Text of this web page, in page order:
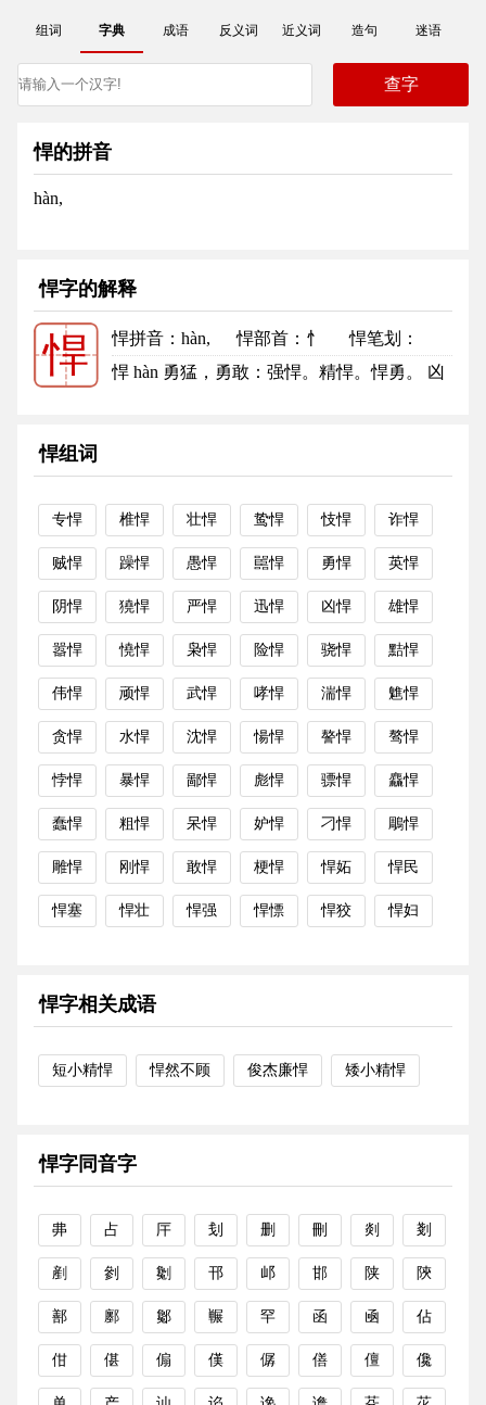
组词 字典 成语 反义词 近义词 造句 迷语
悍的拼音
hàn,
悍字的解释
悍 悍拼音 ：hàn, 悍部首 ：忄
悍笔划：
10
悍的笔顺
悍 hàn 勇猛，勇敢：强悍。精悍。悍勇。 凶
悍组词
专悍 椎悍 壮悍 鸷悍 忮悍 诈悍
贼悍 躁悍 愚悍 嚚悍 勇悍 英悍
阴悍 獟悍 严悍 迅悍 凶悍 雄悍
嚣悍 憢悍 枭悍 险悍 骁悍 黠悍
伟悍 顽悍 武悍 哮悍 湍悍 魋悍
贪悍 水悍 沈悍 愓悍 謷悍 骜悍
悖悍 暴悍 鄙悍 彪悍 骠悍 麤悍
蠢悍 粗悍 呆悍 妒悍 刁悍 鵰悍
雕悍 刚悍 敢悍 梗悍 悍妬 悍民
悍塞 悍壮 悍强 悍慓 悍狡 悍妇
悍字相关成语
短小精悍 悍然不顾 俊杰廉悍 矮小精悍
悍字同音字
丳 占 厈 刬 删 刪 剡 剗
剷 剼 劖 邗 邖 邯 陕 陝
鄯 鄽 酁 冁 罕 函 凾 佔
佄 偡 傓 傼 僝 僐 儃 儳